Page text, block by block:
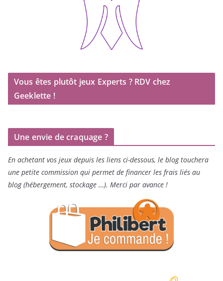
Vous êtes plutôt jeux Experts ? RDV chez
Geeklette !
Une envie de craquage ?
En achetant vos jeux depuis les liens ci-dessous, le blog touchera
une petite commission qui permet de financer les frais liés au
blog (hébergement, stockage …). Merci par avance !